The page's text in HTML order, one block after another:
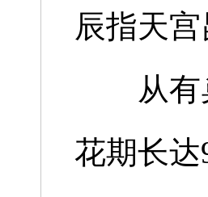
辰指天
从有巢
花期长